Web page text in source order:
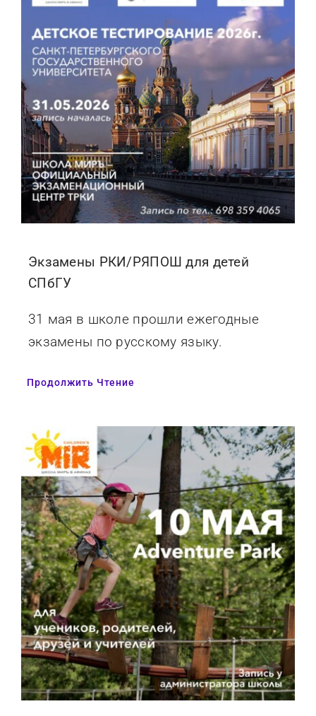
Экзамены РКИ/РЯПОШ для детей
СПбГУ
31 мая в школе прошли ежегодные
экзамены по русскому языку.
Продолжить Чтение